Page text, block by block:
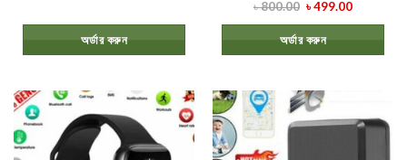
অর্ডার করুন
৳800.00 ৳499.00
অর্ডার করুন